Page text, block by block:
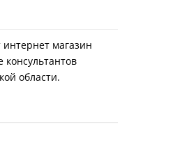
магазин
области.